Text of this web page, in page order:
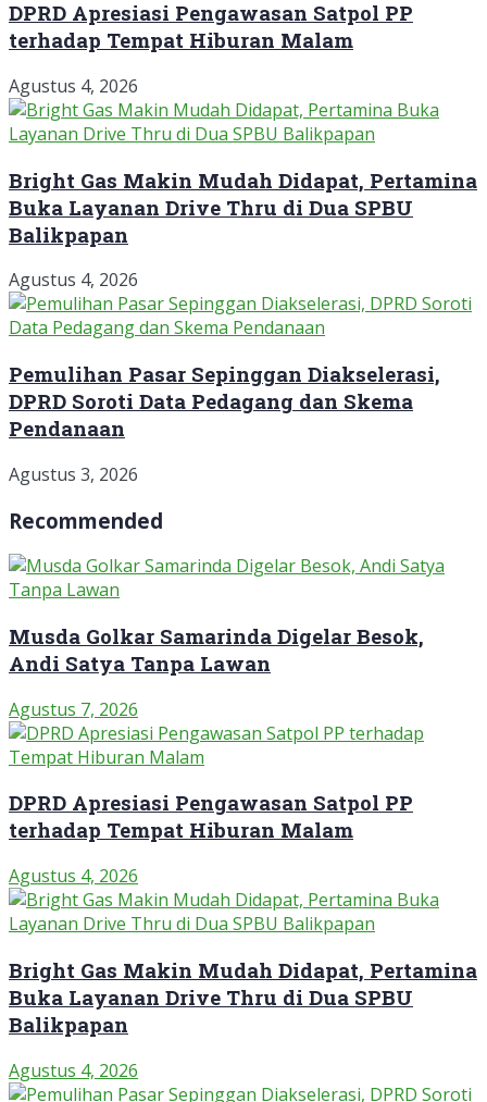
DPRD Apresiasi Pengawasan Satpol PP
terhadap Tempat Hiburan Malam
Agustus 4, 2026
Bright Gas Makin Mudah Didapat, Pertamina
Buka Layanan Drive Thru di Dua SPBU
Balikpapan
Agustus 4, 2026
Pemulihan Pasar Sepinggan Diakselerasi,
DPRD Soroti Data Pedagang dan Skema
Pendanaan
Agustus 3, 2026
Recommended
Musda Golkar Samarinda Digelar Besok,
Andi Satya Tanpa Lawan
Agustus 7, 2026
DPRD Apresiasi Pengawasan Satpol PP
terhadap Tempat Hiburan Malam
Agustus 4, 2026
Bright Gas Makin Mudah Didapat, Pertamina
Buka Layanan Drive Thru di Dua SPBU
Balikpapan
Agustus 4, 2026